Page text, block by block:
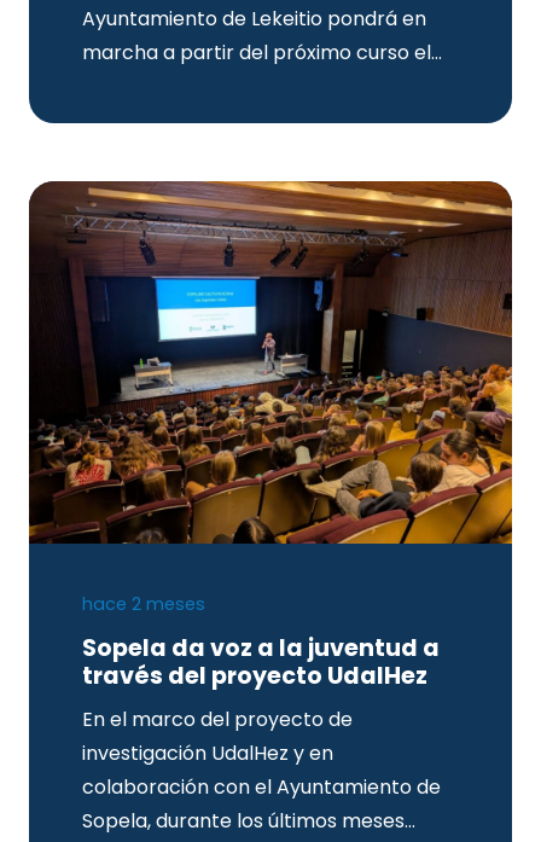
Ayuntamiento de Lekeitio pondrá en
marcha a partir del próximo curso el…
hace 2 meses
Sopela da voz a la juventud a
través del proyecto UdalHez
En el marco del proyecto de
investigación UdalHez y en
colaboración con el Ayuntamiento de
Sopela, durante los últimos meses…